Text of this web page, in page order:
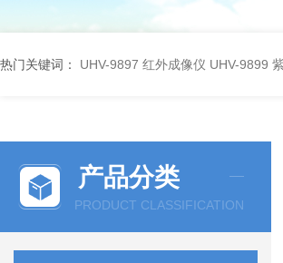
热门关键词： UHV-9897 红外成像仪 UHV-9899
产品分类
PRODUCT CLASSIFICATION